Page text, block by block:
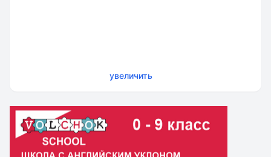
увеличить